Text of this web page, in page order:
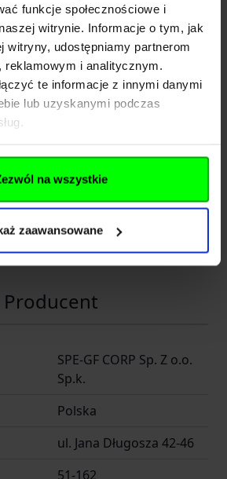
funkcje społecznościowe i
witrynie. Informacje o tym, jak
witryny, udostępniamy partnerom
reklamowym i analitycznym.
te informacje z innymi danymi
lub uzyskanymi podczas
na wszystkie
zaawansowane
Rozwiń opis
techniczne
GF.SPE-01-035104
SPECNA ARMS
Producent
SPE-GF CORP Sp. Z o.o.
Sp.k.
Polska
ul. Jana Długosza 42-46
51-162